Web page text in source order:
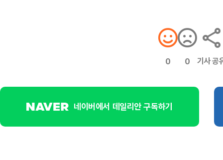
0 0 기사 공
네이버에서 데일리안 구독하기